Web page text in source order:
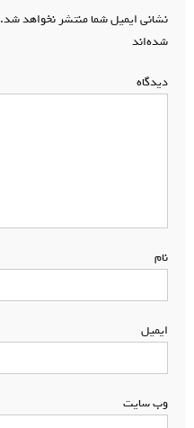
نشانی ایمیل شما منتشر نخواهد شد.
شده‌اند
دیدگاه
نام
ایمیل
وب‌ سایت